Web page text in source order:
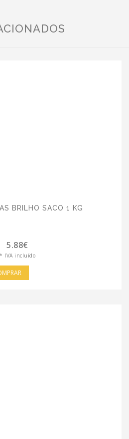
BRILHO SACO 1 KG
5.88€
* IVA incluído